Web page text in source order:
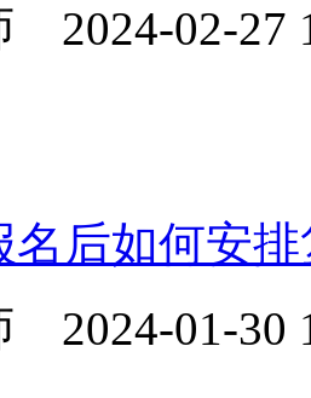
2024-02-27
名后如何安
2024-01-30